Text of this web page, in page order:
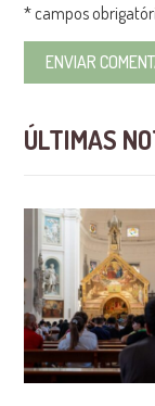
* campos
ÚLTIMAS